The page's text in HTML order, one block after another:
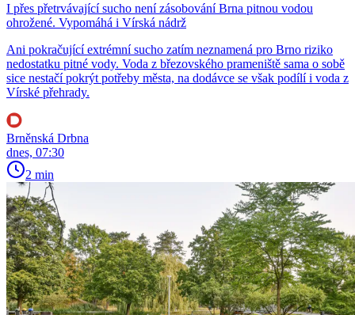
I přes přetrvávající sucho není zásobování Brna pitnou vodou
ohrožené. Vypomáhá i Vírská nádrž
Ani pokračující extrémní sucho zatím neznamená pro Brno riziko
nedostatku pitné vody. Voda z březovského prameniště sama o sobě
sice nestačí pokrýt potřeby města, na dodávce se však podílí i voda z
Vírské přehrady.
Brněnská Drbna
dnes, 07:30
2 min